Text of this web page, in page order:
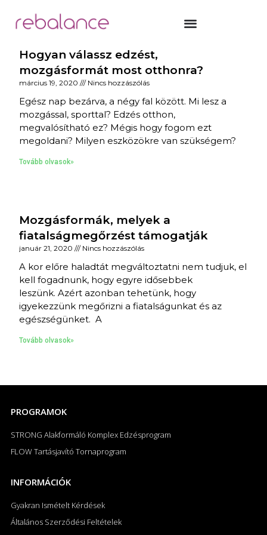
Hogyan válassz edzést,
mozgásformát most otthonra?
március 19, 2020 Nincs hozzászólás
Egész nap bezárva, a négy fal között. Mi lesz a
mozgással, sporttal? Edzés otthon,
megvalósítható ez? Mégis hogy fogom ezt
megoldani? Milyen eszközökre van szükségem?
Tovább olvasok»
Mozgásformák, melyek a
fiatalságmegőrzést támogatják
január 21, 2020 Nincs hozzászólás
A kor előre haladtát megváltoztatni nem tudjuk, el
kell fogadnunk, hogy egyre idősebbek
leszünk. Azért azonban tehetünk, hogy
igyekezzünk megőrizni a fiatalságunkat és az
egészségünket. A
Tovább olvasok»
PROGRAMOK
STRONG Alakformáló Komplex Edzésprogram
FLOW Tartásjavító Tornaprogram
INFORMÁCIÓK
Gyakran Ismételt Kérdések
Általános Szerződési Feltételek